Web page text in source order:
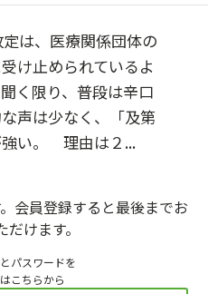
は、医療関係団体の
け止められているよ
く限り、普段は辛口
声は少なく、「及第
強い。 理由は２...
会員登録すると最後までお
けます。
パスワードを
こちらから